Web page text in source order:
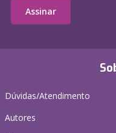
Dúvidas/Atendimento
Autores
Assinar